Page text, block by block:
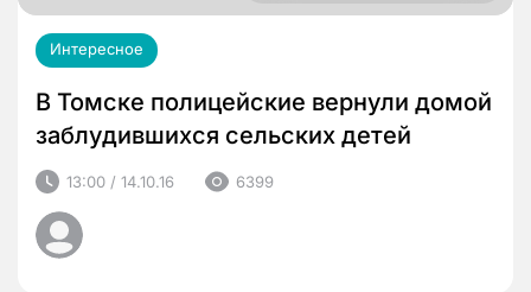
Интересное
В Томске полицейские вернули домой
заблудившихся сельских детей
13:00 / 14.10.16 6399